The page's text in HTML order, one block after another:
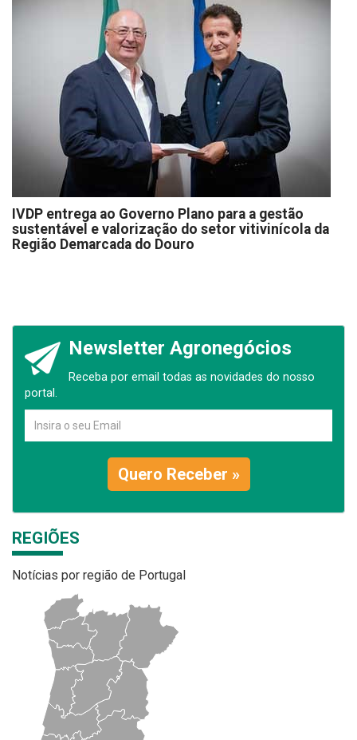
IVDP entrega ao Governo Plano para a gestão
sustentável e valorização do setor vitivinícola da
Região Demarcada do Douro
Newsletter Agronegócios
Receba por email todas as novidades do nosso
portal.
Quero Receber »
REGIÕES
Notícias por região de Portugal